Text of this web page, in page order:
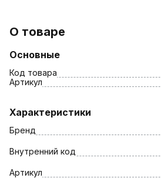
О товаре
Основные
Код товара
Артикул
Характеристики
Бренд
Внутренний код
Артикул